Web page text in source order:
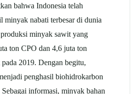
bahwa Indonesia telah
minyak nabati terbesar di dunia
minyak sawit yang
ton CPO dan 4,6 juta ton
2019. Dengan begitu,
penghasil biohidrokarbon
informasi, minyak bahan